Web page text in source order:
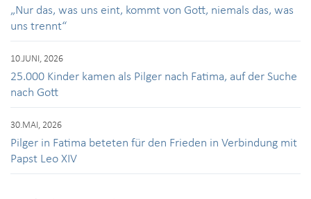
„Nur das, was uns eint, kommt von Gott, niemals das, was
uns trennt“
10.JUNI, 2026
25.000 Kinder kamen als Pilger nach Fatima, auf der Suche
nach Gott
30.MAI, 2026
Pilger in Fatima beteten für den Frieden in Verbindung mit
Papst Leo XIV